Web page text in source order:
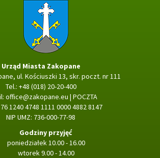
Strona główna
Urząd Miasta Zakopane
ul. Kościuszki 13, skr. poczt. nr 111
Tel.: +48 (018) 20-20-400
office@zakopane.eu | POCZTA
1240 4748 1111 0000 4882 8147
NIP UMZ: 736-000-77-98
Godziny przyjęć
poniedziałek 10.00 - 16.00
wtorek 9.00 - 14.00